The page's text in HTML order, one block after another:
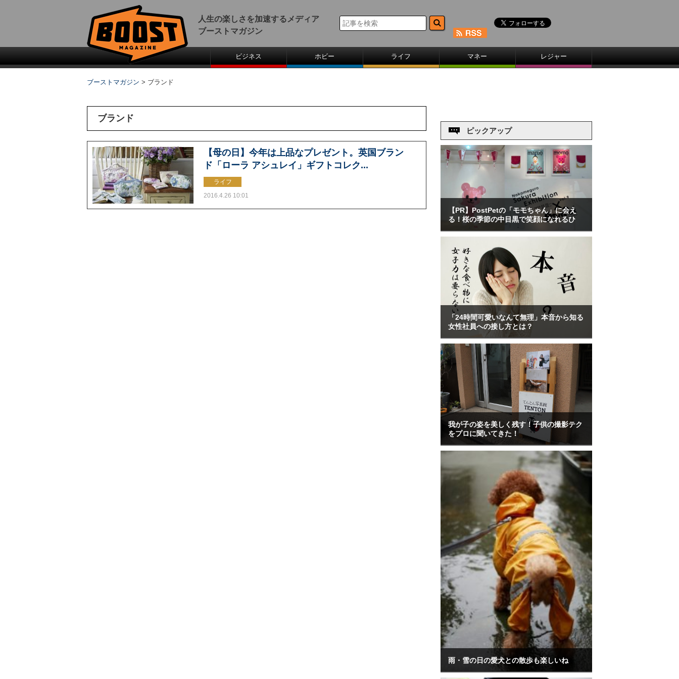
人生の楽しさを加速するメディア
ブーストマガジン
ビジネス ホビー ライフ マネー レジャー
ブーストマガジン > ブランド
ブランド
【母の日】今年は上品なプレゼント。英国ブラン
ド「ローラ アシュレイ」ギフトコレク...
ライフ
2016.4.26 10:01
ピックアップ
【PR】PostPetの「モモちゃん」に会え
る！桜の季節の中目黒で笑顔になれるひ
「24時間可愛いなんて無理」本音から知る
女性社員への接し方とは？
我が子の姿を美しく残す！子供の撮影テク
をプロに聞いてきた！
雨・雪の日の愛犬との散歩も楽しいね